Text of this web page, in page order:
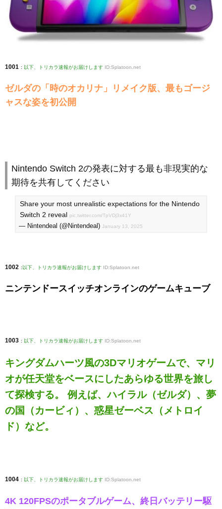
1001 : 以下、トリカラ速報がお届けします ID:Splatoon.net
ゼルダの「時のオカリナ」リメイク版、最もゴージ
ャスな姿を初公開
Nintendo Switch 2の発表に対する最も非現実的な
期待を共有してください
Share your most unrealistic expectations for the Nintendo
Switch 2 reveal pic.twitter.com/TpVDj3x41Y
— Nintendeal (@Nintendeal) January 13, 2025
1002 : 以下、トリカラ速報がお届けします ID:Splatoon.net
ニンテンドースイッチオンラインのゲームキューブ
1003 : 以下、トリカラ速報がお届けします ID:Splatoon.net
キングダムハーツ風の3Dマリオゲームで、マリ
オが任天堂をベースにしたあらゆる世界を旅し
て探検する。 例えば、ハイラル（ゼルダ）、夢
の国（カービィ）、惑星ゼーベス（メトロイ
ド）など。
1004 : 以下、トリカラ速報がお届けします ID:Splatoon.net
4K 120FPSのポータブルゲーム、終日バッテリー駆